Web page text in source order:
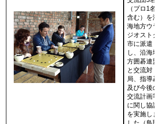
（プロ1名
含む）を沿
海地方ウラ
ジオストク
市に派遣
し、沿海地
方囲碁連盟
と交流対
局、指導碁
及び今後の
交流計画等
に関し協議
を実施しま